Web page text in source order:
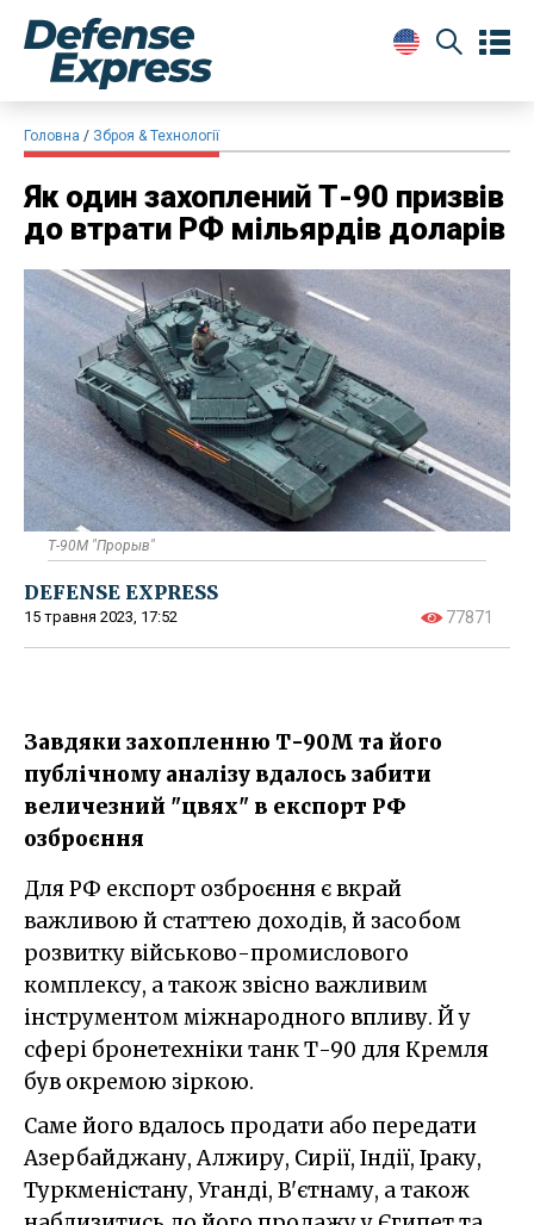
Головна Зброя & Технології
Як один захоплений Т-90 призвів
до втрати РФ мільярдів доларів
Т-90М "Прорыв"
DEFENSE EXPRESS
15 травня 2023, 17:52 77871
Завдяки захопленню Т-90М та його
публічному аналізу вдалось забити
величезний "цвях" в експорт РФ
озброєння
Для РФ експорт озброєння є вкрай
важливою й статтею доходів, й засобом
розвитку військово-промислового
комплексу, а також звісно важливим
інструментом міжнародного впливу. Й у
сфері бронетехніки танк Т-90 для Кремля
був окремою зіркою.
Саме його вдалось продати або передати
Азербайджану, Алжиру, Сирії, Індії, Іраку,
Туркменістану, Уганді, В'єтнаму, а також